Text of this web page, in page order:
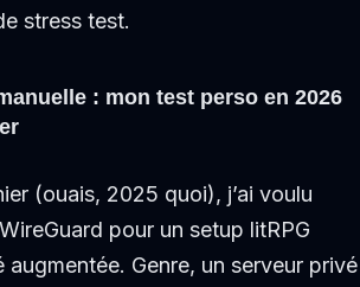
stress test.
: mon test perso en 2026
(ouais, 2025 quoi), j’ai voulu
pour un setup litRPG
augmentée. Genre, un serveur privé